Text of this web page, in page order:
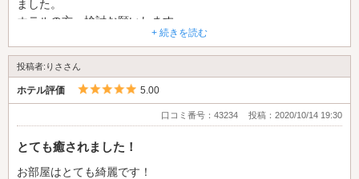
ました。
ホテルの方、検討お願いします。
+ 続きを読む
投稿者:りささん
ホテル評価 5つ星のうち5
5.00
口コミ番号：43234 投稿：2020/10/14 19:30
とても癒されました！
お部屋はとても綺麗です！